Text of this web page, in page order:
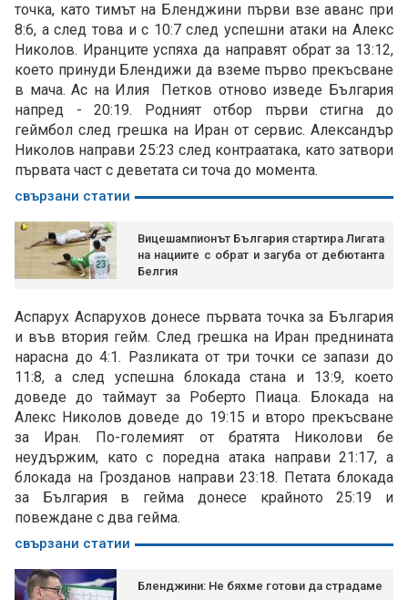
точка, като тимът на Бленджини първи взе аванс при
8:6, а след това и с 10:7 след успешни атаки на Алекс
Николов. Иранците успяха да направят обрат за 13:12,
което принуди Блендижи да вземе първо прекъсване
в мача. Ас на Илия Петков отново изведе България
напред - 20:19. Родният отбор първи стигна до
геймбол след грешка на Иран от сервис. Александър
Николов направи 25:23 след контраатака, като затвори
първата част с деветата си точа до момента.
свързани статии
Вицешампионът България стартира Лигата
на нациите с обрат и загуба от дебютанта
Белгия
Аспарух Аспарухов донесе първата точка за България
и във втория гейм. След грешка на Иран преднината
нарасна до 4:1. Разликата от три точки се запази до
11:8, а след успешна блокада стана и 13:9, което
доведе до таймаут за Роберто Пиаца. Блокада на
Алекс Николов доведе до 19:15 и второ прекъсване
за Иран. По-големият от братята Николови бе
неудържим, като с поредна атака направи 21:17, а
блокада на Грозданов направи 23:18. Петата блокада
за България в гейма донесе крайното 25:19 и
повеждане с два гейма.
свързани статии
Бленджини: Не бяхме готови да страдаме